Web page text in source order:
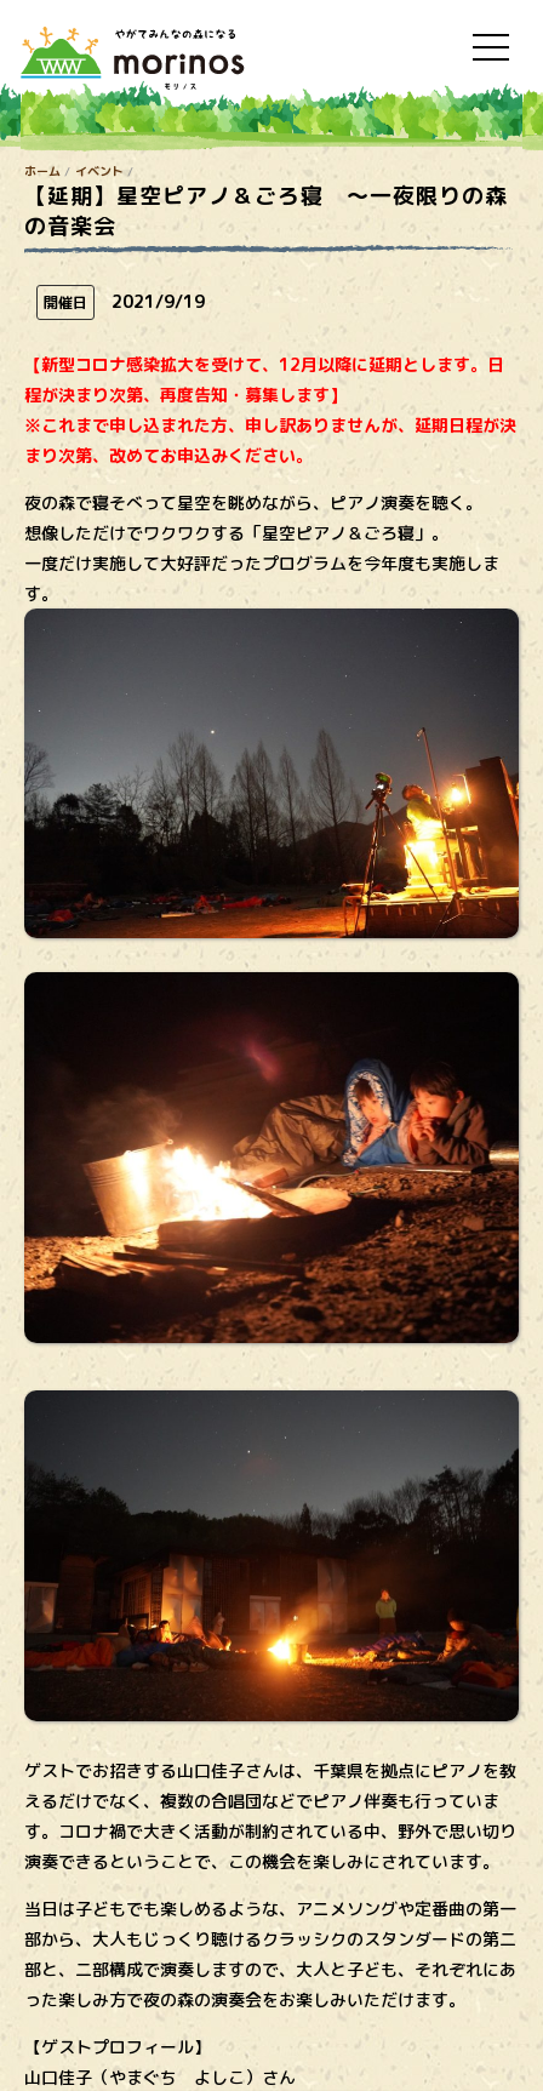
ホーム イベント
【延期】星空ピアノ＆ごろ寝 ～一夜限りの森
の音楽会
開催日 2021/9/19
【新型コロナ感染拡大を受けて、12月以降に延期とします。日
程が決まり次第、再度告知・募集します】
※これまで申し込まれた方、申し訳ありませんが、延期日程が決
まり次第、改めてお申込みください。
夜の森で寝そべって星空を眺めながら、ピアノ演奏を聴く。
想像しただけでワクワクする「星空ピアノ＆ごろ寝」。
一度だけ実施して大好評だったプログラムを今年度も実施しま
す。
ゲストでお招きする山口佳子さんは、千葉県を拠点にピアノを教
えるだけでなく、複数の合唱団などでピアノ伴奏も行っていま
す。コロナ禍で大きく活動が制約されている中、野外で思い切り
演奏できるということで、この機会を楽しみにされています。
当日は子どもでも楽しめるような、アニメソングや定番曲の第一
部から、大人もじっくり聴けるクラッシクのスタンダードの第二
部と、二部構成で演奏しますので、大人と子ども、それぞれにあ
った楽しみ方で夜の森の演奏会をお楽しみいただけます。
【ゲストプロフィール】
山口佳子（やまぐち よしこ）さん